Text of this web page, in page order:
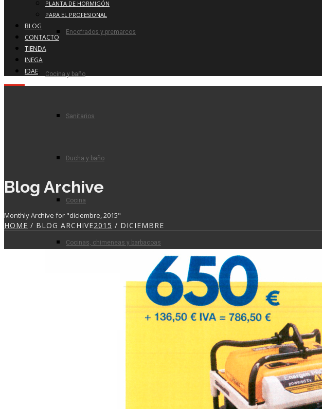
Encofrados y premarcos
Cocina y baño
Sanitarios
Ducha y baño
Cocina
Cocinas, chimeneas y barbacoas
PLANTA DE HORMIGÓN
PARA EL PROFESIONAL
BLOG
CONTACTO
TIENDA
INEGA
IDAE
Blog Archive
Monthly Archive for "diciembre, 2015"
HOME / BLOG ARCHIVE2015 / DICIEMBRE